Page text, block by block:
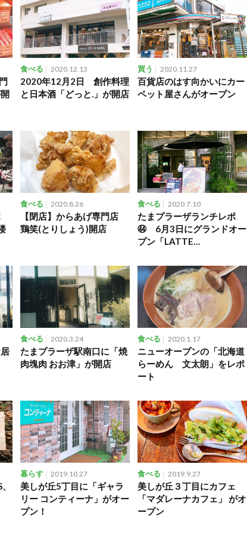
食べる 2020.12.13
2020年12月2日 創作料理
と日本酒「どっと.」が開店
買う 2020.11.27
百貨店のはす向かいにカー
ペット屋さんがオープン
食べる 2020.8.26
【閉店】からあげ専門店
鶏笑(とりしょう)開店
食べる 2020.7.10
たまプラーザランチレポ
㊹ 6月3日にグランドオー
プン「LATTE
ック）」
食べる 2020.3.24
たまプラーザ駅南口に「焼
肉塊肉 おお津」が開店
食べる 2020.1.17
ニューオープンの「北海道
らーめん 文太朗」をレポ
ート
暮らす 2019.10.27
美しが丘5丁目に「ギャラ
リー コンティーナ」がオー
プン！
食べる 2019.9.27
美しが丘３丁目にカフェ
「マダレーナカフェ」 がオ
ープン